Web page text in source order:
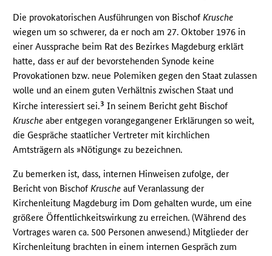
Die provokatorischen Ausführungen von BischofKrusche
wiegen um so schwerer, da er noch am 27. Oktober 1976 in
einer Aussprache beim Rat des Bezirkes Magdeburg erklärt
hatte, dass er auf der bevorstehenden Synode keine
Provokationen bzw. neue Polemiken gegen den Staat zulassen
wolle und an einem guten Verhältnis zwischen Staat und
Kirche interessiert sei.3 In seinem Bericht geht Bischof
Krusche aber entgegen vorangegangener Erklärungen so weit,
die Gespräche staatlicher Vertreter mit kirchlichen
Amtsträgern als »Nötigung« zu bezeichnen.
Zu bemerken ist, dass, internen Hinweisen zufolge, der
Bericht von BischofKrusche auf Veranlassung der
Kirchenleitung Magdeburg im Dom gehalten wurde, um eine
größere Öffentlichkeitswirkung zu erreichen. (Während des
Vortrages waren ca. 500 Personen anwesend.) Mitglieder der
Kirchenleitung brachten in einem internen Gespräch zum